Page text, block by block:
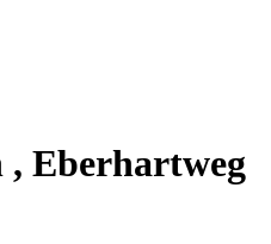
Eberhartweg